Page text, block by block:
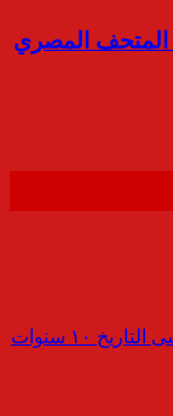
المتحف المصري
كلمة حق : د.شاكر أديت ماعليك .. لن ينسى التاريخ ١٠ سنوات